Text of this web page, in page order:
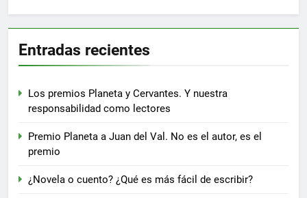
Entradas recientes
Los premios Planeta y Cervantes. Y nuestra
responsabilidad como lectores
Premio Planeta a Juan del Val. No es el autor, es el
premio
¿Novela o cuento? ¿Qué es más fácil de escribir?